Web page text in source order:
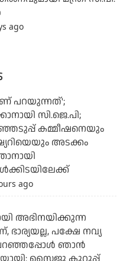
ago
പറയുന്നത്';
സി.ജെ.പി;
കമ്മീഷനെയും
അടക്കം
ago
അഭിനയിക്കുന്ന
പക്ഷേ നവ്യ
ഞാന്‍